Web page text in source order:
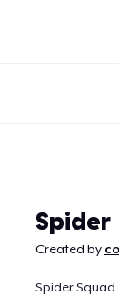
Spider
Created by
Spider Squad